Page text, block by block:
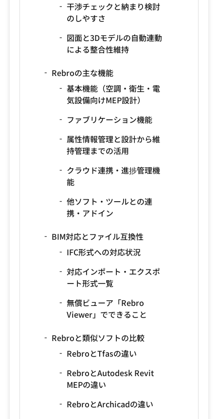
干渉チェックと納まり検討
のしやすさ
図面と3Dモデルの自動連動
による整合性維持
Rebroの主な機能
基本機能（空調・衛生・電
気設備向けMEP設計）
ファブリケーション機能
属性情報管理と設計から維
持管理までの活用
クラウド連携・進捗管理機
能
他ソフト・ツールとの連
携・アドイン
BIM対応とファイル互換性
IFC形式への対応状況
対応インポート・エクスポ
ート形式一覧
無償ビューア「Rebro
Viewer」でできること
Rebroと類似ソフトの比較
RebroとTfasの違い
RebroとAutodesk Revit
MEPの違い
RebroとArchicadの違い